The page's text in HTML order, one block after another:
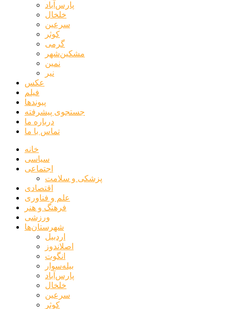
پارس‌آباد
خلخال
سرعین
کوثر
گرمی
مشکین‌شهر
نمین
نیر
عکس
فیلم
پیوندها
جستجوی پیشرفته
درباره ما
تماس با ما
خانه
سیاسی
اجتماعی
پزشکی و سلامت
اقتصادی
علم و فناوری
فرهنگ و هنر
ورزشی
شهرستان‌ها
اردبیل
اصلاندوز
انگوت
بیله‌سوار
پارس‌آباد
خلخال
سرعین
کوثر